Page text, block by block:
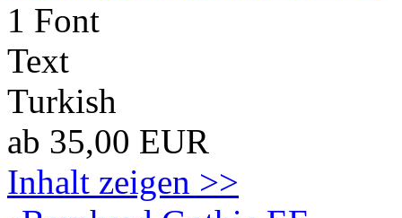
1 Font
Text
Turkish
ab 35,00 EUR
Inhalt zeigen >>